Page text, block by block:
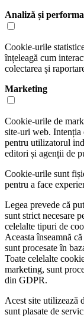
Analiză și
Cookie-urile
înțeleagă cum
colectarea și
Marketing
Cookie-urile de
site-uri web. Intenția
pentru utilizatorul
editori și agenții de
Cookie-urile sunt
pentru a face
Legea prevede că
sunt strict necesare
celelalte tipuri de
Aceasta înseamnă
sunt procesate în
Toate celelalte
marketing, sunt
din GDPR.
Acest site utilizează
sunt plasate de